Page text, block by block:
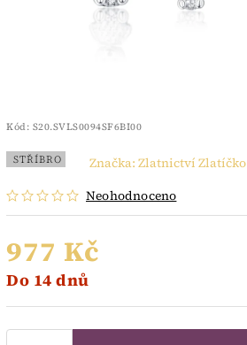
Kód: S20.SVLS0094SF6BI00
STŘÍBRO
Neohodnoceno
Značka: Zlatnictví Zlatíčko
977 Kč
Do 14 dnů